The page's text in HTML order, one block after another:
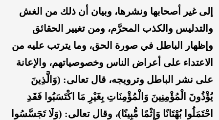
إلى غير أصحابها ونشرها، وبيان أن ذلك من الغش
والتدليس والكذب المحرَّم، ومن تغيير الحقائق
وإظهار الباطل في صورة الحق، وما يترتب عليه من
الاعتداء على أعراض الناس وخصوصياتهم، والإعانة
على نشر الباطل وترويجه، قال تعالى: (وَالَّذِينَ
يُؤْذُونَ الْمُؤْمِنِينَ وَالْمُؤْمِنَاتِ بِغَيْرِ مَا اكْتَسَبُوا فَقَدِ
احْتَمَلُوا بُهْتَانًا وَإِثْمًا مُّبِينًا)، وقال تعالى: (وَلَا تَجَسَّسُوا